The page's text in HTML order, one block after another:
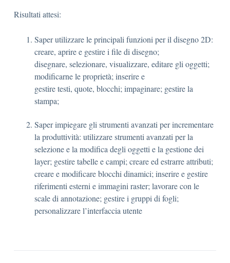
Risultati attesi:
Saper utilizzare le principali funzioni per il disegno 2D:
creare, aprire e gestire i file di disegno;
disegnare, selezionare, visualizzare, editare gli oggetti;
modificarne le proprietà; inserire e
gestire testi, quote, blocchi; impaginare; gestire la
stampa;
Saper impiegare gli strumenti avanzati per incrementare
la produttività: utilizzare strumenti avanzati per la
selezione e la modifica degli oggetti e la gestione dei
layer; gestire tabelle e campi; creare ed estrarre attributi;
creare e modificare blocchi dinamici; inserire e gestire
riferimenti esterni e immagini raster; lavorare con le
scale di annotazione; gestire i gruppi di fogli;
personalizzare l’interfaccia utente